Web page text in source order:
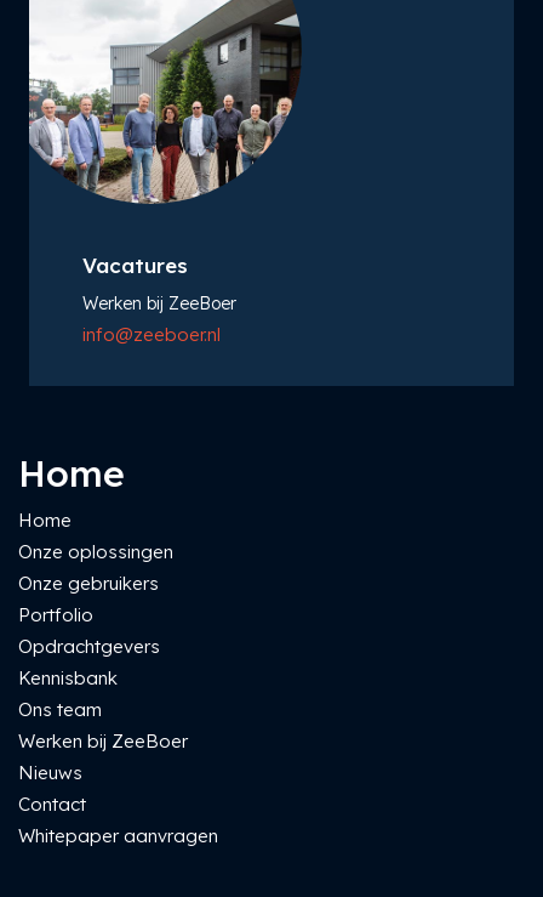
Vacatures
Werken bij ZeeBoer
info@zeeboer.nl
Home
Home
Onze oplossingen
Onze gebruikers
Portfolio
Opdrachtgevers
Kennisbank
Ons team
Werken bij ZeeBoer
Nieuws
Contact
Whitepaper aanvragen